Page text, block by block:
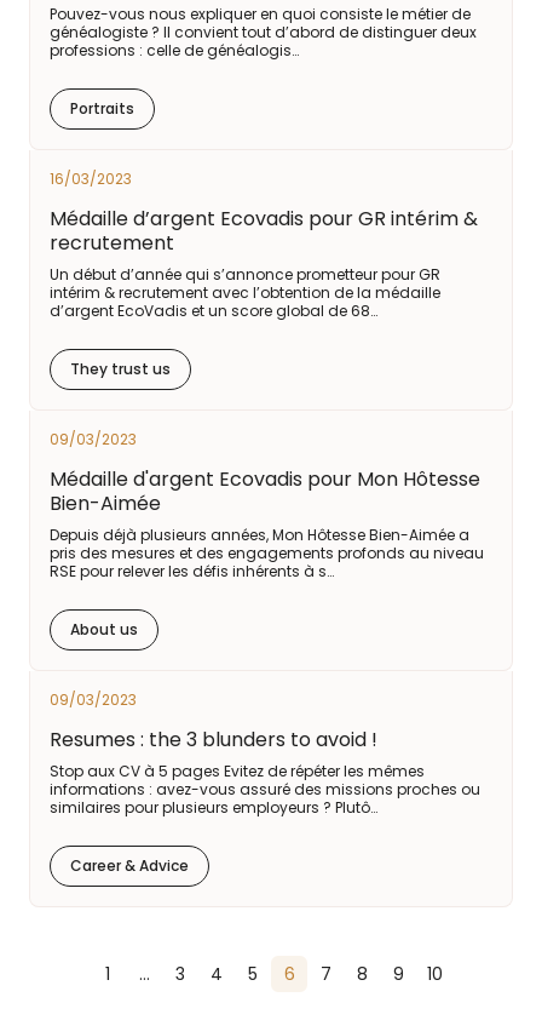
Pouvez-vous nous expliquer en quoi consiste le métier de
généalogiste ? Il convient tout d’abord de distinguer deux
professions : celle de généalogis…
Portraits
16/03/2023
Médaille d’argent Ecovadis pour GR intérim &
recrutement
Un début d’année qui s’annonce prometteur pour GR
intérim & recrutement avec l’obtention de la médaille
d’argent EcoVadis et un score global de 68…
They trust us
09/03/2023
Médaille d'argent Ecovadis pour Mon Hôtesse
Bien-Aimée
Depuis déjà plusieurs années, Mon Hôtesse Bien-Aimée a
pris des mesures et des engagements profonds au niveau
RSE pour relever les défis inhérents à s…
About us
09/03/2023
Resumes : the 3 blunders to avoid !
Stop aux CV à 5 pages Evitez de répéter les mêmes
informations : avez-vous assuré des missions proches ou
similaires pour plusieurs employeurs ? Plutô…
Career & Advice
1 … 3 4 5 6 7 8 9 10